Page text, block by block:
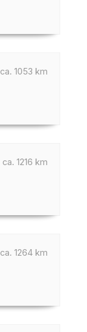
ca. 1053 km
ca. 1216 km
ca. 1264 km